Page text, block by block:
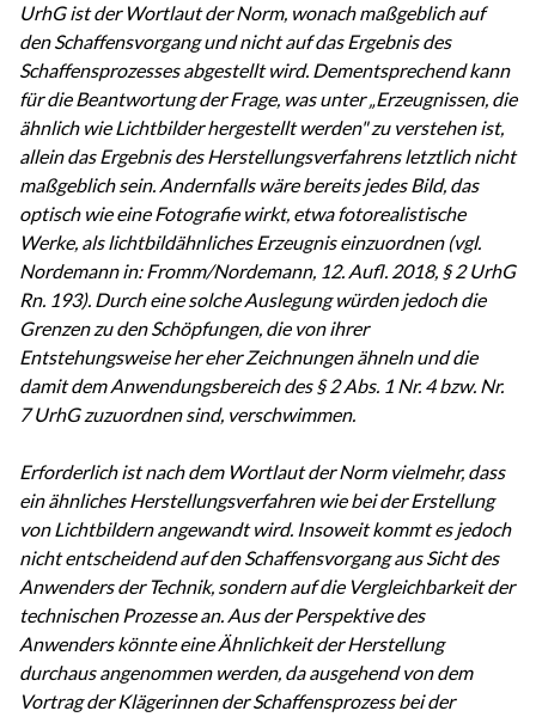
UrhG ist der Wortlaut der Norm, wonach maßgeblich auf
den Schaffensvorgang und nicht auf das Ergebnis des
Schaffensprozesses abgestellt wird. Dementsprechend kann
für die Beantwortung der Frage, was unter „Erzeugnissen, die
ähnlich wie Lichtbilder hergestellt werden" zu verstehen ist,
allein das Ergebnis des Herstellungsverfahrens letztlich nicht
maßgeblich sein. Andernfalls wäre bereits jedes Bild, das
optisch wie eine Fotografie wirkt, etwa fotorealistische
Werke, als lichtbildähnliches Erzeugnis einzuordnen (vgl.
Nordemann in: Fromm/Nordemann, 12. Aufl. 2018, § 2 UrhG
Rn. 193). Durch eine solche Auslegung würden jedoch die
Grenzen zu den Schöpfungen, die von ihrer
Entstehungsweise her eher Zeichnungen ähneln und die
damit dem Anwendungsbereich des § 2 Abs. 1 Nr. 4 bzw. Nr.
7 UrhG zuzuordnen sind, verschwimmen.
Erforderlich ist nach dem Wortlaut der Norm vielmehr, dass
ein ähnliches Herstellungsverfahren wie bei der Erstellung
von Lichtbildern angewandt wird. Insoweit kommt es jedoch
nicht entscheidend auf den Schaffensvorgang aus Sicht des
Anwenders der Technik, sondern auf die Vergleichbarkeit der
technischen Prozesse an. Aus der Perspektive des
Anwenders könnte eine Ähnlichkeit der Herstellung
durchaus angenommen werden, da ausgehend von dem
Vortrag der Klägerinnen der Schaffensprozess bei der